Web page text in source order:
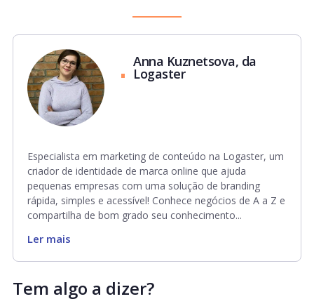
Anna Kuznetsova, da
Logaster
Especialista em marketing de conteúdo na Logaster, um
criador de identidade de marca online que ajuda
pequenas empresas com uma solução de branding
rápida, simples e acessível! Conhece negócios de A a Z e
compartilha de bom grado seu conhecimento...
Ler mais
Tem algo a dizer?